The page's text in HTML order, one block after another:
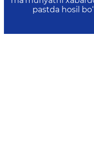
pastda hosil